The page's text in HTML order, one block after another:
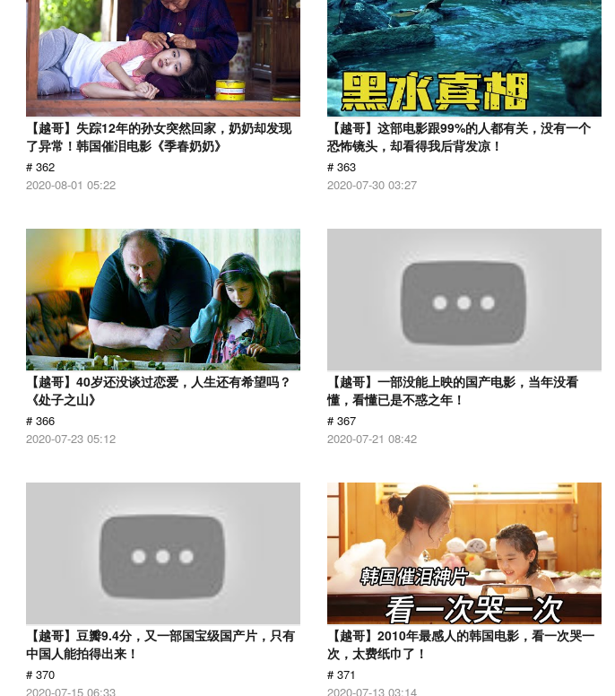
【越哥】失踪12年的孙女突然回家，奶奶却发现
了异常！韩国催泪电影《季春奶奶》
# 362
2020-08-01 05:22
【越哥】这部电影跟99%的人都有关，没有一个
恐怖镜头，却看得我后背发凉！
# 363
2020-07-30 03:27
【越哥】40岁还没谈过恋爱，人生还有希望吗？
《处子之山》
# 366
2020-07-23 05:12
【越哥】一部没能上映的国产电影，当年没看
懂，看懂已是不惑之年！
# 367
2020-07-21 08:42
【越哥】豆瓣9.4分，又一部国宝级国产片，只有
中国人能拍得出来！
# 370
2020-07-15 06:33
【越哥】2010年最感人的韩国电影，看一次哭一
次，太费纸巾了！
# 371
2020-07-13 03:14